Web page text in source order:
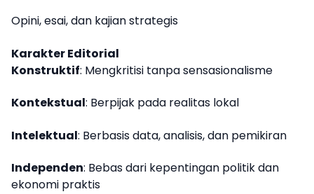
Opini, esai, dan kajian strategis
Karakter Editorial
Konstruktif: Mengkritisi tanpa sensasionalisme
Kontekstual: Berpijak pada realitas lokal
Intelektual: Berbasis data, analisis, dan pemikiran
Independen: Bebas dari kepentingan politik dan
ekonomi praktis